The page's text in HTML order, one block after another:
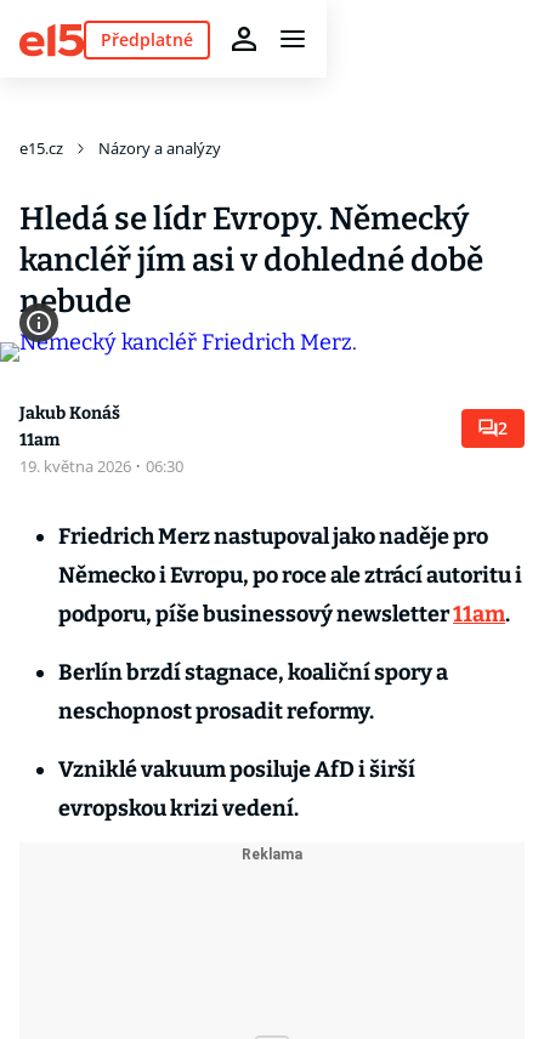
Předplatné
e15.cz Názory a analýzy
Hledá se lídr Evropy. Německý
kancléř jím asi v dohledné době
nebude
Jakub Konáš
11am
19. května 2026 · 06:30
2
Friedrich Merz nastupoval jako naděje pro
Německo i Evropu, po roce ale ztrácí autoritu i
podporu, píše businessový newsletter11am.
Berlín brzdí stagnace, koaliční spory a
neschopnost prosadit reformy.
Vzniklé vakuum posiluje AfD i širší
evropskou krizi vedení.